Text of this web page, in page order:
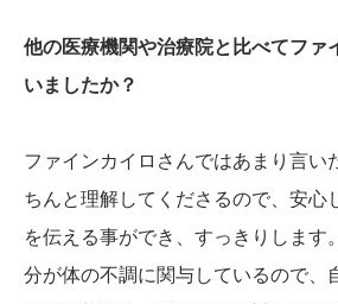
他の医療機関や治療院と比べてファ
いましたか？
ファインカイロさんではあまり言い
ちんと理解してくださるので、安心
を伝える事ができ、すっきりします
分が体の不調に関与しているので、